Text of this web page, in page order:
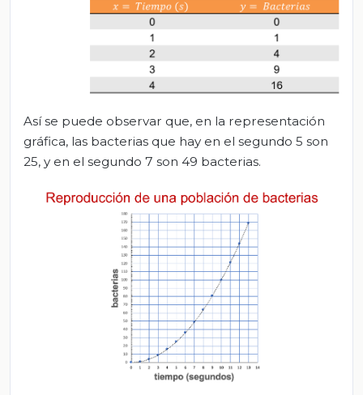
Así se puede observar que, en la representación
gráfica, las bacterias que hay en el segundo 5 son
25, y en el segundo 7 son 49 bacterias.